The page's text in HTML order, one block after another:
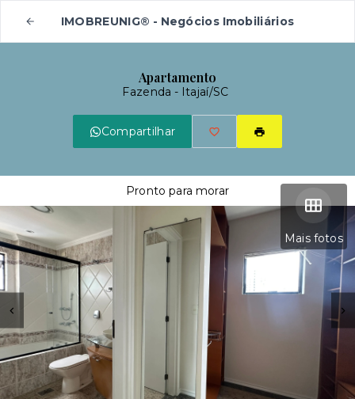
IMOBREUNIG® - Negócios Imobiliários
Apartamento
Fazenda - Itajaí/SC
Compartilhar
Mais fotos
Pronto para morar